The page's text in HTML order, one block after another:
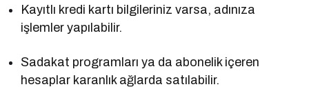
Kayıtlı kredi kartı bilgileriniz varsa, adınıza
işlemler yapılabilir.
Sadakat programları ya da abonelik içeren
hesaplar karanlık ağlarda satılabilir.